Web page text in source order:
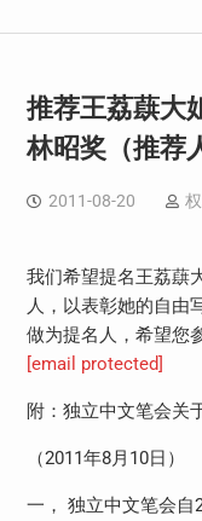
推荐王荔蕻大
林昭奖（推荐
2011-08-20
我们希望提名王荔蕻
人，以表彰她的自由
做为提名人，希望您
[email protected]
附：独立中文笔会关
（2011年8月10日）
一， 独立中文笔会自